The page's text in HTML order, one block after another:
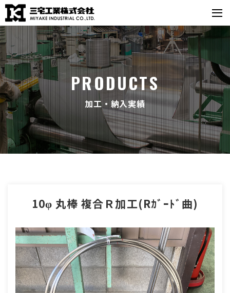
PRODUCTS
加工・納入実績
10φ 丸棒 複合Ｒ加工(Rｶﾞｰﾄﾞ曲)